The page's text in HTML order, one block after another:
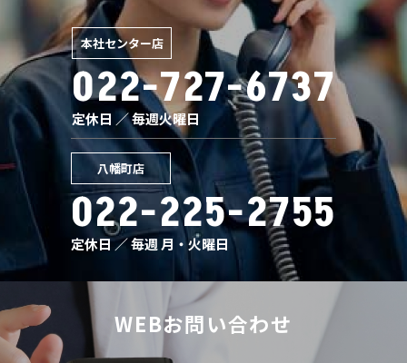
本社センター店
022-727-6737
定休日 ／ 毎週火曜日
八幡町店
022-225-2755
定休日 ／ 毎週 月・火曜日
WEBお問い合わせ